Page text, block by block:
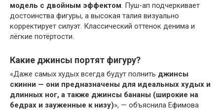
модель с двойным эффектом. Пуш-ап подчеркивает
достоинства фигуры, а высокая талия визуально
корректирует силуэт. Классический оттенок денима и
лёгкие потёртости.
Какие джинсы портят фигуру?
«Даже самых худых всегда будут полнить джинсы
скинни — они предназначены для идеальных худых и
длинных ног, а также джинсы бананы (широкие на
бедрах и зауженные к низу)», — объяснила Ефимова